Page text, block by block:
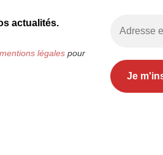
actualités.
mentions légalespour